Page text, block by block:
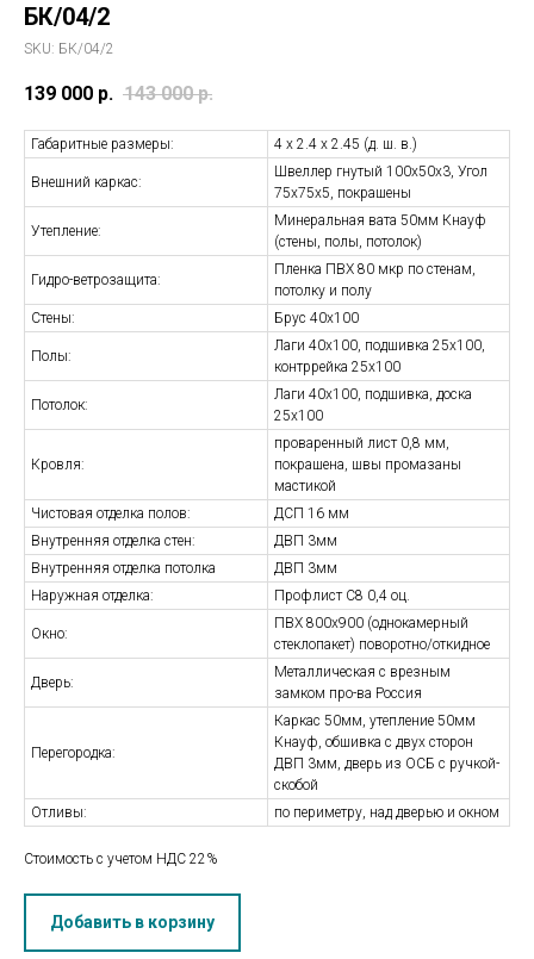
БК/04/2
SKU: БК/04/2
139 000 р. 143 000 р.
Габаритные размеры: 4 х 2.4 х 2.45 (д. ш. в.)
Внешний каркас:
Швеллер гнутый 100х50х3, Угол
75х75х5, покрашены
Утепление:
Минеральная вата 50мм Кнауф
(стены, полы, потолок)
Гидро-ветрозащита:
Пленка ПВХ 80 мкр по стенам,
потолку и полу
Стены:
Брус 40х100
Полы:
Лаги 40х100, подшивка 25х100,
контррейка 25х100
Потолок:
Лаги 40х100, подшивка, доска
25х100
Кровля:
проваренный лист 0,8 мм,
покрашена, швы промазаны
мастикой
Чистовая отделка полов:
ДСП 16 мм
Внутренняя отделка стен:
ДВП 3мм
Внутренняя отделка потолка
ДВП 3мм
Наружная отделка:
Профлист С8 0,4 оц.
Окно:
ПВХ 800х900 (однокамерный
стеклопакет) поворотно/откидное
Дверь:
Металлическая с врезным
замком про-ва Россия
Перегородка:
Каркас 50мм, утепление 50мм
Кнауф, обшивка с двух сторон
ДВП 3мм, дверь из ОСБ с ручкой-
скобой
Отливы:
по периметру, над дверью и окном
Стоимость с учетом НДС 22%
Добавить в корзину